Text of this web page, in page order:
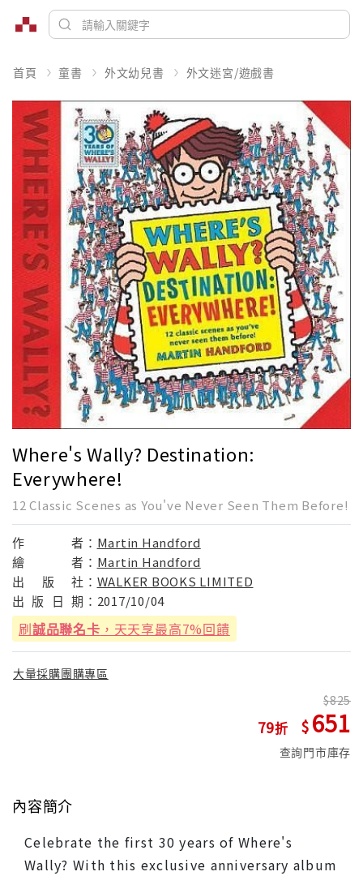
首頁 童書 外文幼兒書 外文迷宮/遊戲書
Where's Wally? Destination:
Everywhere!
12 Classic Scenes as You've Never Seen Them Before!
作 者： Martin Handford
繪
者： Martin Handford
出
版 社： WALKER BOOKS LIMITED
出 版 日 期： 2017/10/04
刷誠品聯名卡 ，天天享最高7%回饋
大量採購團購專區
79
825
651
查詢門市庫存
內容簡介
Celebrate the first 30 years of Where's
Wally? With this exclusive anniversary album